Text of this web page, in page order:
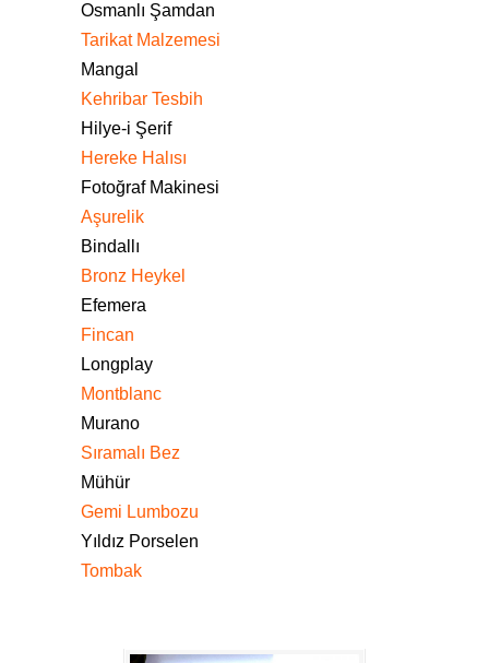
Osmanlı Şamdan
Tarikat Malzemesi
Mangal
Kehribar Tesbih
Hilye-i Şerif
Hereke Halısı
Fotoğraf Makinesi
Aşurelik
Bindallı
Bronz Heykel
Efemera
Fincan
Longplay
Montblanc
Murano
Sıramalı Bez
Mühür
Gemi Lumbozu
Yıldız Porselen
Tombak